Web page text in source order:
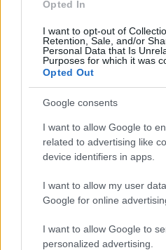
Opted In
I want to opt-out of
Retention, Sale, and/or
Personal Data that Is
Purposes for which it was
Opted Out
Google consents
I want to allow Google to
related to advertising like
device identifiers in apps.
I want to allow my user
Google for online
I want to allow Google to
personalized advertising.
ΑΣΕΠ: Εξ
Πιστοποίηση
μέρες